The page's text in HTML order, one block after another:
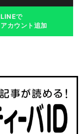
LINEで
アカウント追加